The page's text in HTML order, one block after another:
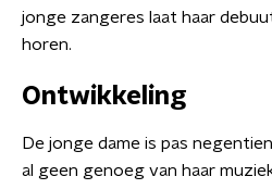
jonge zangeres laat haar
horen.
Ontwikkeling
​De jonge dame is pas
al geen genoeg van haar